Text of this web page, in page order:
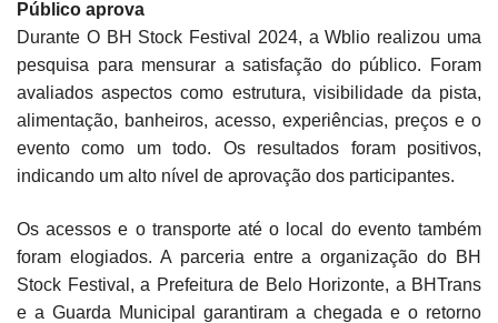
Público aprova
Durante O BH Stock Festival 2024, a Wblio realizou uma
pesquisa para mensurar a satisfação do público. Foram
avaliados aspectos como estrutura, visibilidade da pista,
alimentação, banheiros, acesso, experiências, preços e o
evento como um todo. Os resultados foram positivos,
indicando um alto nível de aprovação dos participantes.
Os acessos e o transporte até o local do evento também
foram elogiados. A parceria entre a organização do BH
Stock Festival, a Prefeitura de Belo Horizonte, a BHTrans
e a Guarda Municipal garantiram a chegada e o retorno